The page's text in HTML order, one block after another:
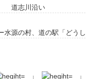
道志川沿い
水源の村、道の駅「どう